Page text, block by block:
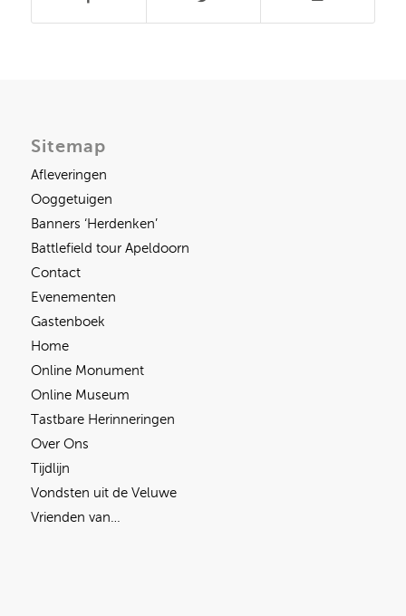
Sitemap
Afleveringen
Ooggetuigen
Banners ‘Herdenken’
Battlefield tour Apeldoorn
Contact
Evenementen
Gastenboek
Home
Online Monument
Online Museum
Tastbare Herinneringen
Over Ons
Tijdlijn
Vondsten uit de Veluwe
Vrienden van…